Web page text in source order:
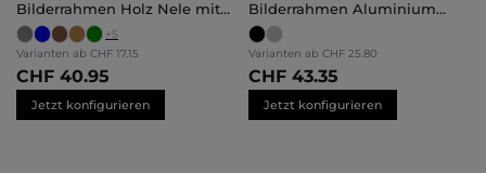
Bilderrahmen Holz Nele mit
Abstandsleiste
+5
Varianten ab CHF 17.15
CHF 40.95
Jetzt konfigurieren
Bilderrahmen Aluminium
Costa
Varianten ab CHF 25.80
CHF 43.35
Jetzt konfigurieren